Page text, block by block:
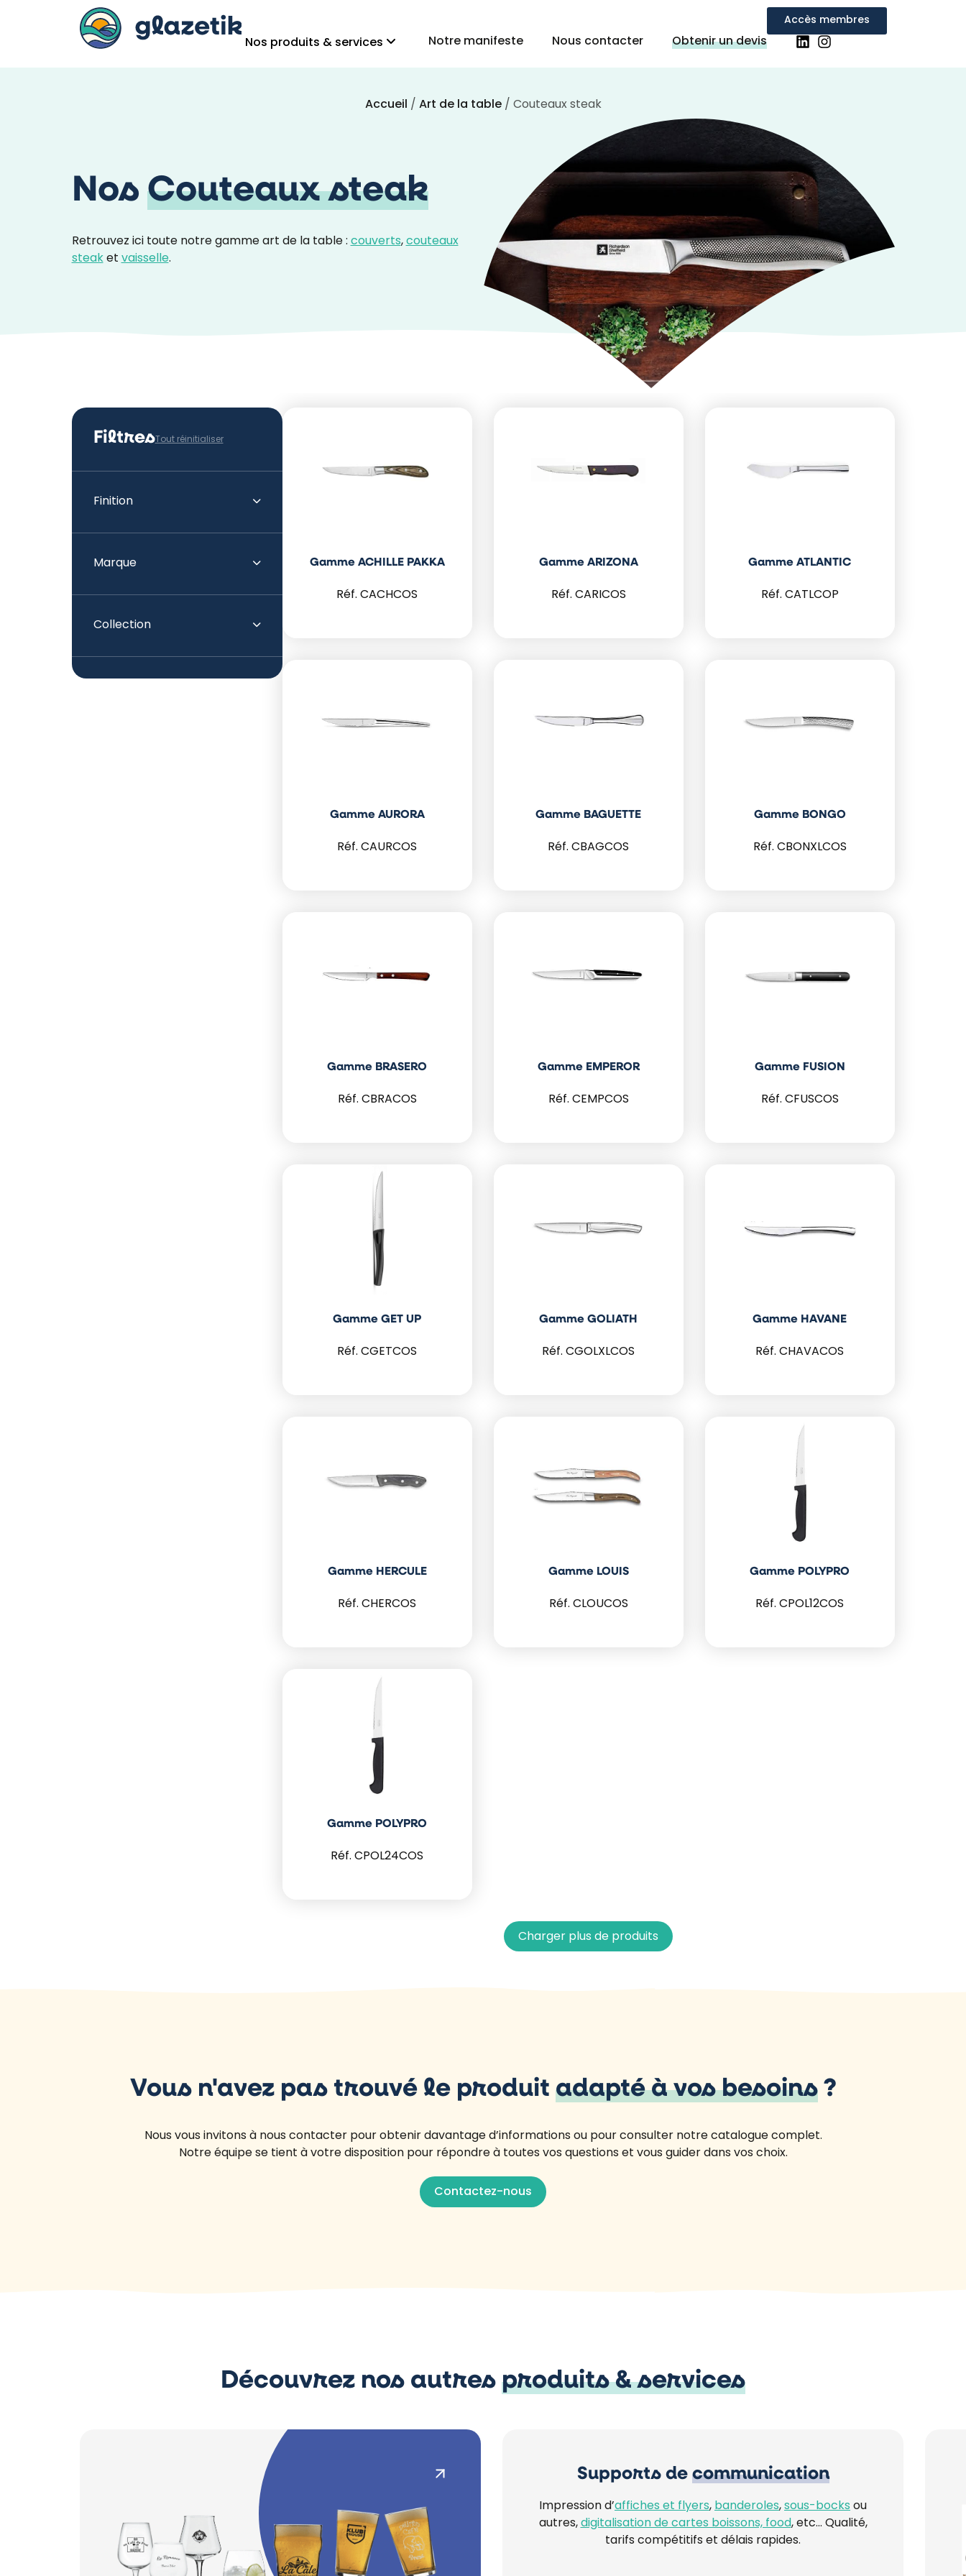
Accès membres
Nos produits & services Notre manifeste Nous contacter Obtenir un devis
Accueil / Art de la table/ Couteaux steak
Nos Couteaux steak
Retrouvez ici toute notre gamme art de la table : couverts, couteaux
steaket vaisselle.
FiltresTout réinitialiser
Finition
Marque
Collection
Gamme ACHILLE PAKKA
CACHCOS
Gamme ARIZONA
CARICOS
Gamme ATLANTIC
CATLCOP
Gamme AURORA
CAURCOS
Gamme BAGUETTE
CBAGCOS
Gamme BONGO
CBONXLCOS
Gamme BRASERO
CBRACOS
Gamme EMPEROR
CEMPCOS
Gamme FUSION
CFUSCOS
Gamme GET UP
CGETCOS
Gamme GOLIATH
CGOLXLCOS
Gamme HAVANE
CHAVACOS
Gamme HERCULE
CHERCOS
Gamme LOUIS
CLOUCOS
Gamme POLYPRO
CPOL12COS
Gamme POLYPRO
CPOL24COS
Charger plus de produits
Vous n'avez pas trouvé le produit adapté à vos besoins?
Nous vous invitons à nous contacter pour obtenir davantage d’informations ou pour consulter notre catalogue complet.
Notre équipe se tient à votre disposition pour répondre à toutes vos questions et vous guider dans vos choix.
Contactez-nous
Découvrez nos autres produits & services
Supports de communication
Impression d’affiches et flyers, banderoles, sous-bocks ou
autres, digitalisation de cartes boissons, food, etc… Qualité,
tarifs compétitifs et délais rapides.